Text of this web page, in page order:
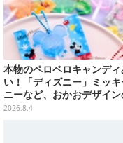
本物のペロペロキャンディ
い！「ディズニー」ミッキ
ニーなど、おかおデザイン
フルチャーム全10種が8月
2026.8.4